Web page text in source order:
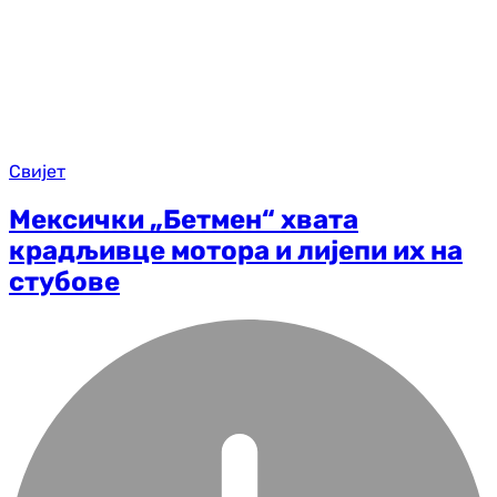
Свијет
Мексички „Бетмен“ хвата
крадљивце мотора и лијепи их на
стубове